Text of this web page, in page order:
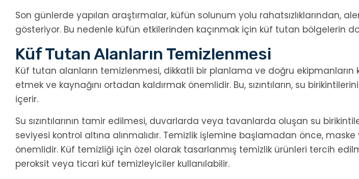
Son günlerde yapılan araştırmalar, küfün solunum yolu rahatsızlıklarından,
gösteriyor. Bu nedenle küfün etkilerinden kaçınmak için küf tutan bölgelerin
Küf Tutan Alanların Temizlenmesi
Küf tutan alanların temizlenmesi, dikkatli bir planlama ve doğru ekipmanların
etmek ve kaynağını ortadan kaldırmak önemlidir. Bu, sızıntıların, su
içerir.
Su sızıntılarının tamir edilmesi, duvarlarda veya tavanlarda oluşan su
seviyesi kontrol altına alınmalıdır. Temizlik işlemine başlamadan önce,
önemlidir. Küf temizliği için özel olarak tasarlanmış temizlik ürünleri tercih
peroksit veya ticari küf temizleyiciler kullanılabilir.